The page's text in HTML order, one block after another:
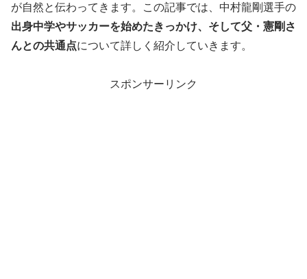
が自然と伝わってきます。この記事では、中村龍剛選手の
出身中学やサッカーを始めたきっかけ、そして父・憲剛さ
んとの共通点について詳しく紹介していきます。
スポンサーリンク